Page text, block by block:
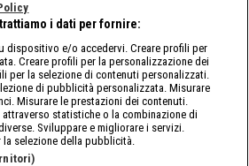
i dati per fornire:
dispositivo e/o accedervi. Creare profili per
Creare profili per la personalizzazione dei
per la selezione di contenuti personalizzati.
di pubblicità personalizzata. Misurare
Misurare le prestazioni dei contenuti.
statistiche o la combinazione di
Sviluppare e migliorare i servizi.
selezione della pubblicità.